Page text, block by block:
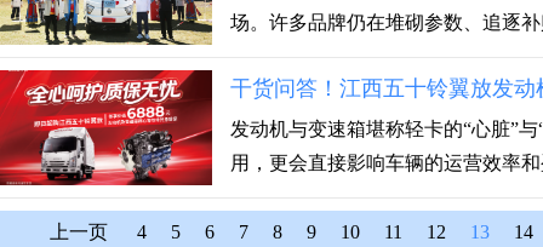
场。许多品牌仍在堆砌参数、追逐
干货问答！江西五十铃翼放发
发动机与变速箱堪称轻卡的“心脏”
用，更会直接影响车辆的运营效率
上一页 4 5 6 7 8 9 10 11 12 13 14